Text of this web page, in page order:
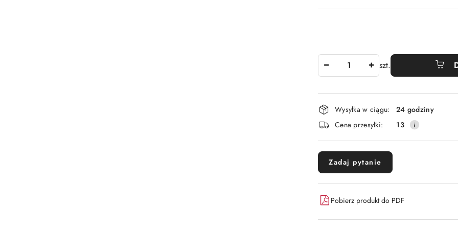
szt.
Dostępność
i
dostawa
Wysyłka w ciągu:
24 godziny
Cena przesyłki:
13
Zadaj pytanie
Pobierz produkt do PDF